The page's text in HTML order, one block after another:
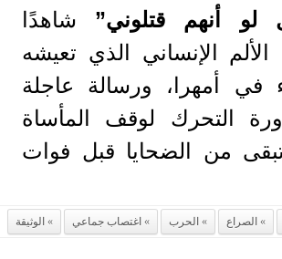
لو أنهم قتلوني” شاهدًا
الإنساني الذي تعيشه
في أمهرا، ورسالة عاجلة
التحرك لوقف المأساة
من الضحايا قبل فوات
الصراع الحرب اغتصاب جماعي الوثيقة